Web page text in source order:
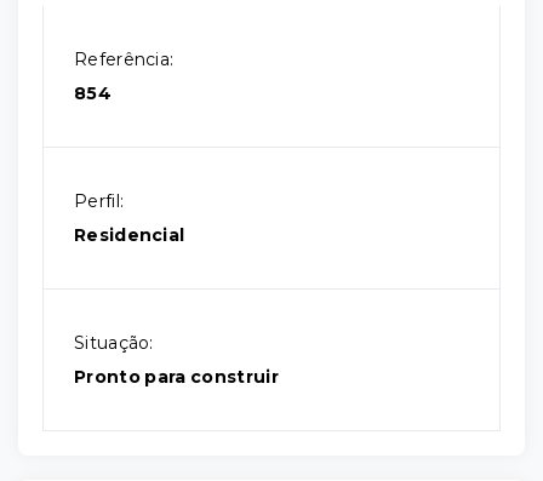
Referência:
854
Perfil:
Residencial
Situação:
Pronto para construir